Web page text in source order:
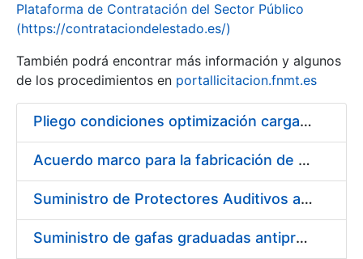
Plataforma de Contratación del Sector Público
(https://contrataciondelestado.es/)
También podrá encontrar más información y algunos
de los procedimientos en portallicitacion.fnmt.es
Pliego condiciones optimización cargas compras firmado
Acuerdo marco para la fabricación de piezas
Suministro de Protectores Auditivos a medida para las personas trabajadoras de los Centros de Trabajo de Madrid y Burgos
Suministro de gafas graduadas antiproyecciones para los trabajadores de la FNMT-RCM en los centros de trabajo de Madrid y Burgos